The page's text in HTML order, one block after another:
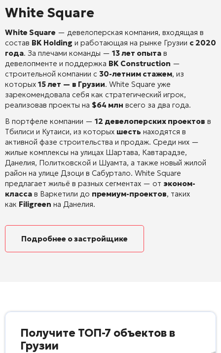
White Square
White Square — девелоперская компания, входящая в
состав BK Holding и работающая на рынке Грузии с 2020
года. За плечами команды — 13 лет опыта в
девелопменте и поддержка BK Construction —
строительной компании с 30-летним стажем, из
которых 15 лет — в Грузии. White Square уже
зарекомендовала себя как стратегический игрок,
реализовав проекты на $64 млн всего за два года.
В портфеле компании — 12 девелоперских проектов в
Тбилиси и Кутаиси, из которых шесть находятся в
активной фазе строительства и продаж. Среди них —
жилые комплексы на улицах Шартава, Кавтарадзе,
Данелия, Политковской и Шуамта, а также новый жилой
район на улице Дзоци в Сабуртало. White Square
предлагает жильё в разных сегментах — от эконом-
класса в Варкетили до премиум-проектов, таких
как Filigreen на Данелия.
Подробнее о застройщике
Получите ТОП-7 объектов в
Грузии